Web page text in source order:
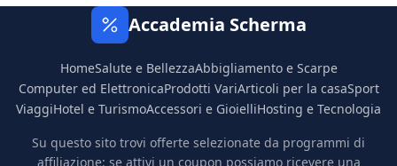
Accademia Scherma
HomeSalute e BellezzaAbbigliamento e Scarpe
Computer ed ElettronicaProdotti VariArticoli per la casaSport
ViaggiHotel e TurismoAccessori e GioielliHosting e Tecnologia
Su questo sito trovi offerte selezionate da programmi di
affiliazione: se attivi un coupon possiamo ricevere una